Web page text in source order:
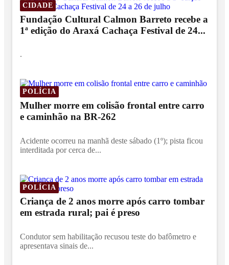
CIDADE
Fundação Cultural Calmon Barreto recebe a
1ª edição do Araxá Cachaça Festival de 24...
.
POLÍCIA
Mulher morre em colisão frontal entre carro
e caminhão na BR-262
Acidente ocorreu na manhã deste sábado (1º); pista ficou
interditada por cerca de...
POLÍCIA
Criança de 2 anos morre após carro tombar
em estrada rural; pai é preso
Condutor sem habilitação recusou teste do bafômetro e
apresentava sinais de...